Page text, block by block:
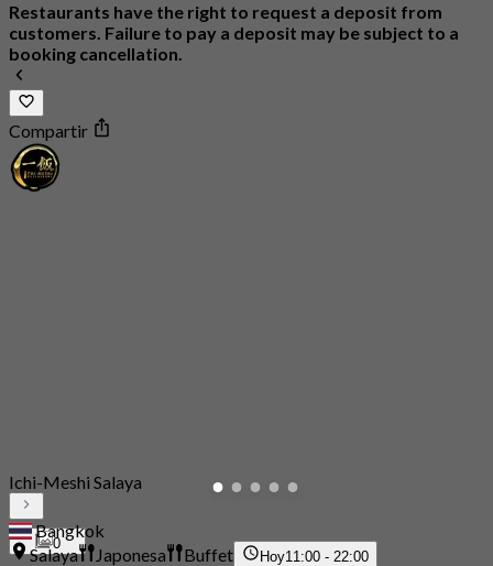
Restaurants have the right to request a deposit from
customers. Failure to pay a deposit may be subject to a
booking cancellation.
Compartir
0
Ichi-Meshi Salaya
Bangkok
Salaya
Japonesa Buffet Hoy11:00 - 22:00